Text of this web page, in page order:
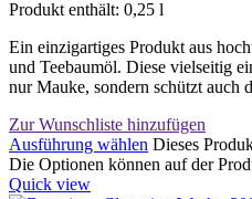
Produkt enthält: 0,25 l
Ein einzigartiges Produkt aus
und Teebaumöl. Diese vielseitig
nur Mauke, sondern schützt auch
Zur Wunschliste hinzufügen
Ausführung wählen Dieses
Die Optionen können auf der
Quick view